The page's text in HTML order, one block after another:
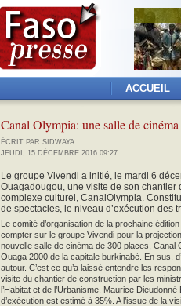
ACCUEIL
Canal Olympia: une salle de
ÉCRIT PAR SIDWAYA
JEUDI, 15 DÉCEMBRE 2016 09:27
Le groupe Vivendi a initié, le mardi 6
Ouagadougou, une visite de son chantier
complexe culturel, CanalOlympia.
de spectacles, le niveau d’exécution des
Le comité d’organisation de la prochaine
compter sur le groupe Vivendi pour la
nouvelle salle de cinéma de 300 places, Canal
Ouaga 2000 de la capitale burkinabè. En sus,
autour. C’est ce qu’a laissé entendre les
visite du chantier de construction par les
l’Habitat et de l’Urbanisme, Maurice
d’exécution est estimé à 35%. A l’issue de la